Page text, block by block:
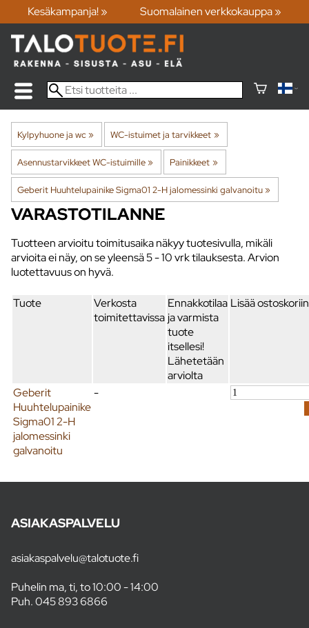
Kesäkampanja! » Suomalainen verkkokauppa »
Kylpyhuone ja wc‪» WC-istuimet ja tarvikkeet ‪»
Asennustarvikkeet WC-istuimille‪» Painikkeet ‪»
Geberit Huuhtelupainike Sigma01 2-H jalomessinki galvanoitu‪»
VARASTOTILANNE
Tuotteen arvioitu toimitusaika näkyy tuotesivulla, mikäli
arvioita ei näy, on se yleensä5 - 10 vrktilauksesta. Arvion
luotettavuus on hyvä.
Tuote
Verkosta
toimitettavissa
Ennakkotilaa
ja varmista
tuote
itsellesi!
Lähetetään
arviolta
Lisää ostoskoriin
Geberit
Huuhtelupainike
Sigma01 2-H
jalomessinki
galvanoitu
-
ASIAKASPALVELU
asiakaspalvelu@talotuote.fi
Puhelin ma, ti, to 10:00 - 14:00
Puh.045 893 6866